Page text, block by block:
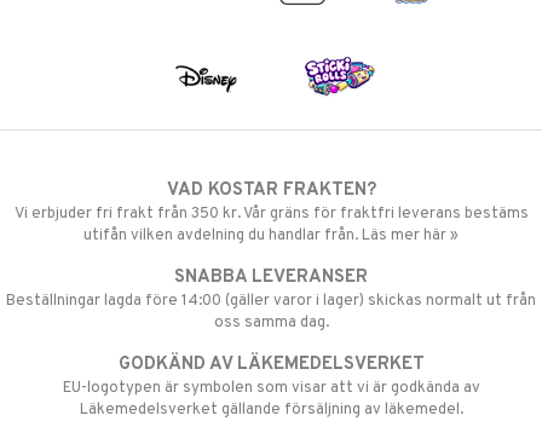
VAD KOSTAR FRAKTEN?
Vi erbjuder fri frakt från 350 kr. Vår gräns för fraktfri leverans bestäms
utifån vilken avdelning du handlar från. Läs mer här »
SNABBA LEVERANSER
Beställningar lagda före 14:00 (gäller varor i lager) skickas normalt ut från
oss samma dag.
GODKÄND AV LÄKEMEDELSVERKET
EU-logotypen är symbolen som visar att vi är godkända av
Läkemedelsverket gällande försäljning av läkemedel.